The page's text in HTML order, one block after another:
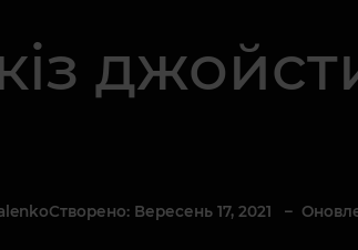
Створено: Вересень 17, 2021 –